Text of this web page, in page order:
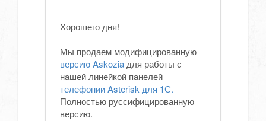
Хорошего дня!
Мы продаем модифицированную
версию Askozia для работы с
нашей линейкой панелей
телефонии Asterisk для 1С.
Полностью руссифицированную
версию.